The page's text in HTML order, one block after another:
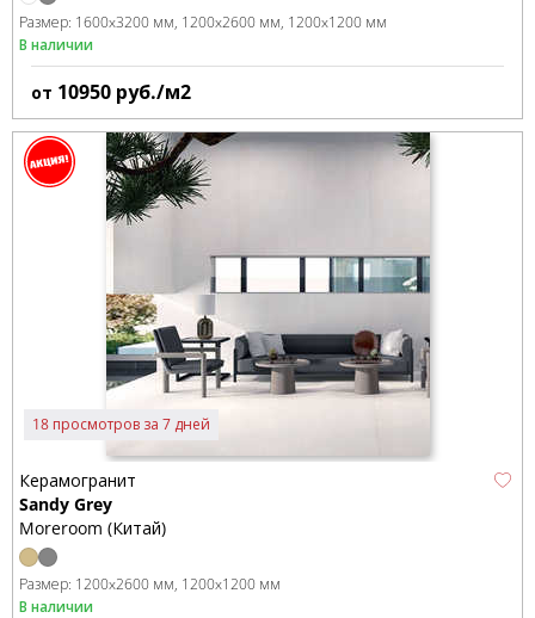
Размер: 1600x3200 мм 1200x2600 мм 1200x1200 мм
В наличии
от 10950 руб./м2
18 просмотров за 7 дней
Керамогранит
Sandy Grey
Moreroom (Китай)
Размер: 1200x2600 мм 1200x1200 мм
В наличии